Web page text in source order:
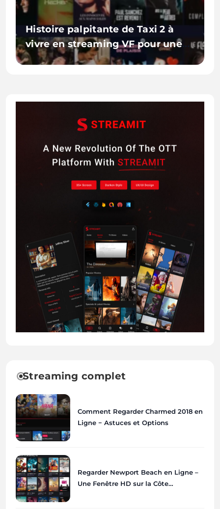
Histoire palpitante de Taxi 2 à
vivre en streaming VF pour une
aventure inoubliable en HD
Streaming complet
Comment Regarder Charmed 2018 en
Ligne − Astuces et Options
Regarder Newport Beach en Ligne –
Une Fenêtre HD sur la Côte